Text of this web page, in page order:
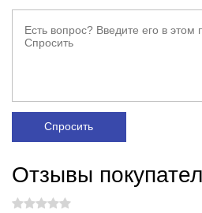
Спросить
Отзывы